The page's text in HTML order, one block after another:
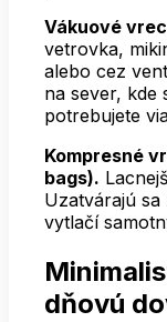
Vákuové
vetrovka,
alebo cez
na sever, kde
potrebujete
Kompresné
bags).
Uzatvárajú
vytlačí
dňovú